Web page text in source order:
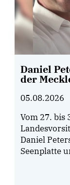
Daniel
der
05.08.2026
Vom 27. bis
Daniel
Seenplatte